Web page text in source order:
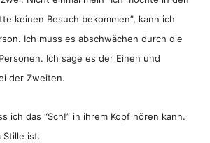
keinen Besuch bekommen”, kann ich
Ich muss es abschwächen durch die
Ich sage es der Einen und
der Zweiten.
ich das “Sch!” in ihrem Kopf hören kann.
Stille ist.